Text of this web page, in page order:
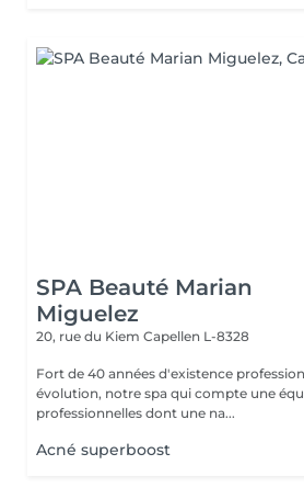
SPA Beauté Marian
Miguelez
20, rue du Kiem Capellen L-8328
Fort de 40 années d'existence
évolution, notre spa qui compte une
professionnelles dont une na...
Acné superboost